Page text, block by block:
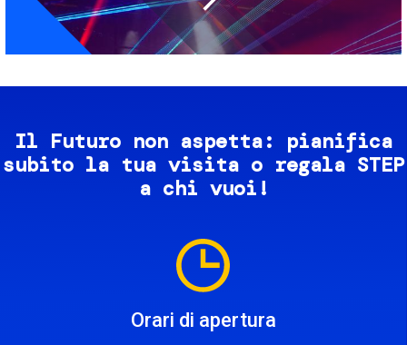
Il Futuro non aspetta: pianifica
subito la tua visita o regala STEP
a chi vuoi!
Orari di apertura